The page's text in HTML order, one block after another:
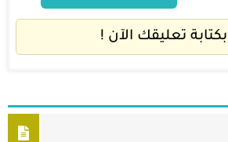
بكتابة تعليقك الآن !